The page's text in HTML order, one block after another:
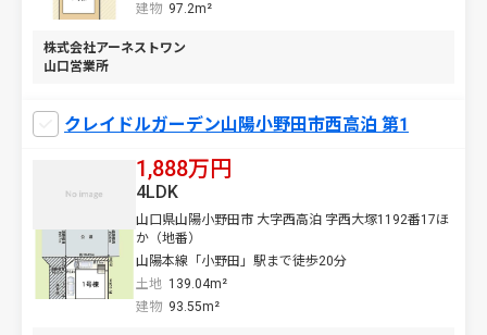
建物 97.2m²
株式会社アーネストワン
山口営業所
クレイドルガーデン山陽小野田市西高泊 第1
1,888万円
山口県山陽小野田市 大字西高泊 字西大塚1192番17ほ
か（地番）
山陽本線「小野田」駅まで徒歩20分
土地 139.04m²
4LDK
建物 93.55m²